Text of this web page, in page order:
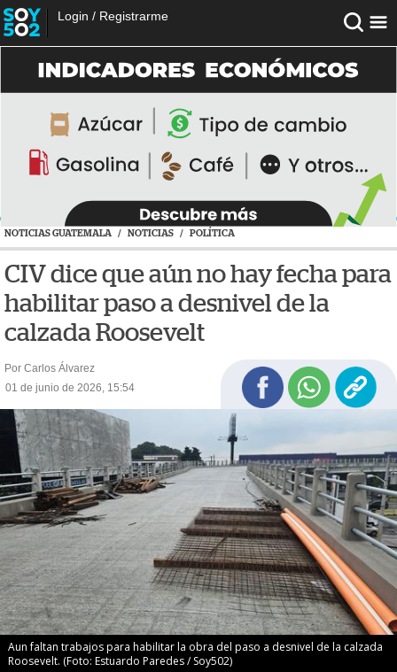
Login / Registrarme
NOTICIAS GUATEMALA / NOTICIAS / POLÍTICA
CIV dice que aún no hay fecha para
habilitar paso a desnivel de la
calzada Roosevelt
Por Carlos Álvarez
01 de junio de 2026, 15:54
Aun faltan trabajos para habilitar la obra del paso a desnivel de la calzada
Roosevelt. (Foto: Estuardo Paredes / Soy502)